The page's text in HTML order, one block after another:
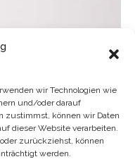
wir Technologien wie
und/oder darauf
zustimmst, können wir Daten
dieser Website verarbeiten.
zurückziehst, können
werden.